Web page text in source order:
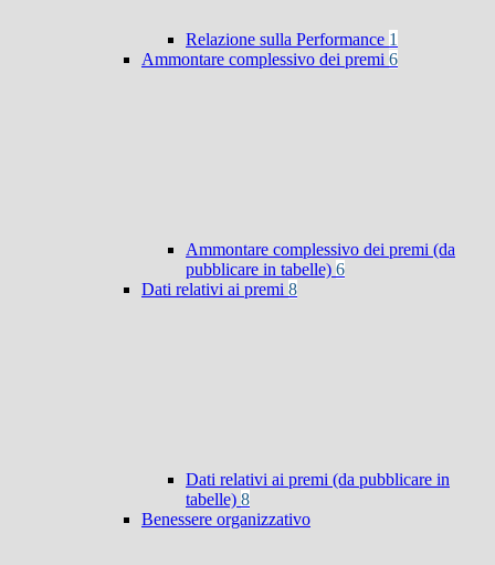
Relazione sulla Performance 1
Ammontare complessivo dei premi 6
Ammontare complessivo dei premi (da
pubblicare in tabelle) 6
Dati relativi ai premi 8
Dati relativi ai premi (da pubblicare in
tabelle) 8
Benessere organizzativo